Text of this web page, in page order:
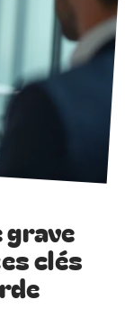
clés